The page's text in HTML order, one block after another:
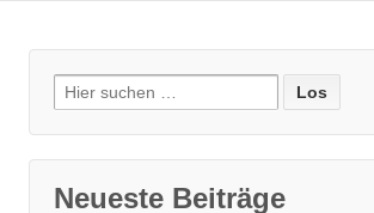
Suche nach:
Neueste Beiträge